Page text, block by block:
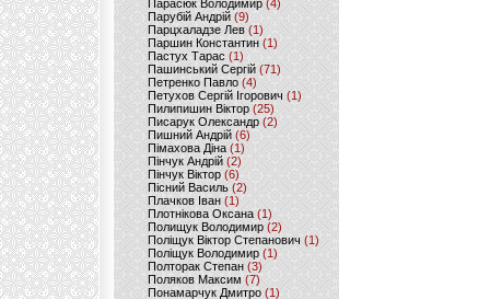
Парасюк Володимир(4)
Парубій Андрій (9)
Парцхаладзе Лев (1)
Паршин Константин(1)
Пастух Тарас (1)
Пашинський Сергій (71)
Петренко Павло (4)
Петухов Сергій Ігорович (1)
Пилипишин Віктор(25)
Писарук Олександр(2)
Пишний Андрій (6)
Пімахова Діна(1)
Пінчук Андрій(2)
Пінчук Віктор (6)
Пісний Василь (2)
Плачков Іван(1)
Плотнікова Оксана (1)
Полищук Володимир(2)
Поліщук Віктор Степанович(1)
Поліщук Володимир (1)
Полторак Степан(3)
Поляков Максим (7)
Понамарчук Дмитро (1)